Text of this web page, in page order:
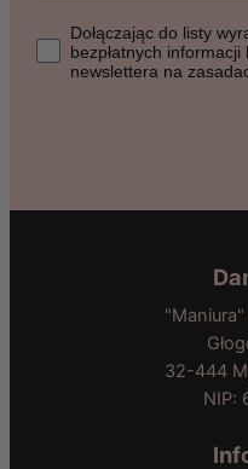
Dołączając do listy
Dołączając do listy
bezpłatnych
newslettera na
32-444
NIP: